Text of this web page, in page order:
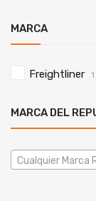
MARCA
Freightliner 1
MARCA DEL
Cualquier Marca